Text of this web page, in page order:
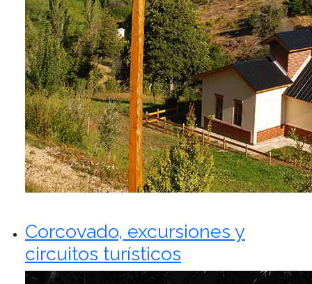
Corcovado, excursiones y
circuitos turísticos